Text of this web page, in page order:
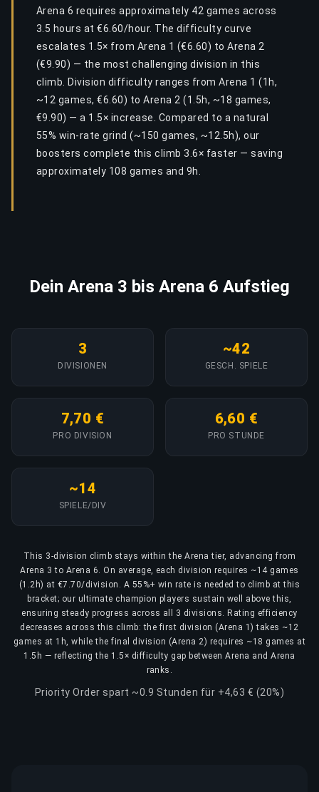
Arena 6 requires approximately 42 games across
3.5 hours at €6.60/hour. The difficulty curve
escalates 1.5× from Arena 1 (€6.60) to Arena 2
(€9.90) — the most challenging division in this
climb. Division difficulty ranges from Arena 1 (1h,
~12 games, €6.60) to Arena 2 (1.5h, ~18 games,
€9.90) — a 1.5× increase. Compared to a natural
55% win-rate grind (~150 games, ~12.5h), our
boosters complete this climb 3.6× faster — saving
approximately 108 games and 9h.
Dein Arena 3 bis Arena 6 Aufstieg
3
DIVISIONEN
~42
GESCH. SPIELE
7,70 €
PRO DIVISION
6,60 €
PRO STUNDE
~14
SPIELE/DIV
This 3-division climb stays within the Arena tier, advancing from
Arena 3 to Arena 6. On average, each division requires ~14 games
(1.2h) at €7.70/division. A 55%+ win rate is needed to climb at this
bracket; our ultimate champion players sustain well above this,
ensuring steady progress across all 3 divisions. Rating efficiency
decreases across this climb: the first division (Arena 1) takes ~12
games at 1h, while the final division (Arena 2) requires ~18 games at
1.5h — reflecting the 1.5× difficulty gap between Arena and Arena
ranks.
Priority Order spart ~0.9 Stunden für +4,63 € (20%)